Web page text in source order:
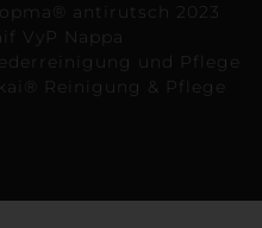
antirutsch 2023
VyP Nappa
und Pflege
Reinigung & Pflege